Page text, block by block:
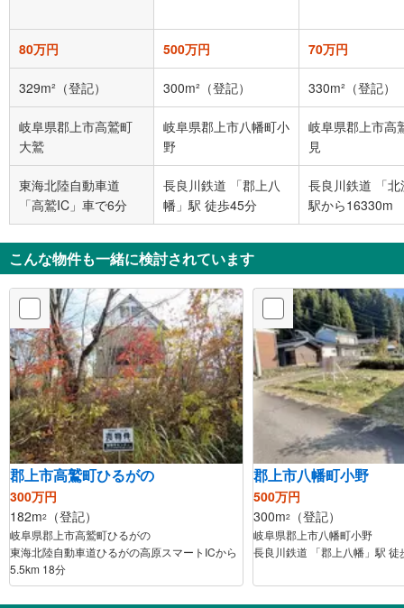
80万円 500万円 70万円
329m²（登記） 300m²（登記） 330m²（登記）
岐阜県郡上市高鷲町
大鷲
岐阜県郡上市八幡町小
野
岐阜県郡上市高
見
東海北陸自動車道
「高鷲IC」車で6分
長良川鉄道 「郡上八
幡」駅 徒歩45分
長良川鉄道 「北
駅から16330m
こんな物件も一緒に検討されています
郡上市高鷲町ひるがの
300万円
182m2 （登記）
岐阜県郡上市高鷲町ひるがの
東海北陸自動車道ひるがの高原スマートICから
5.5km 18分
郡上市八幡町小野
500万円
300m2 （登記）
岐阜県郡上市八幡町小野
長良川鉄道 「郡上八幡」駅 徒